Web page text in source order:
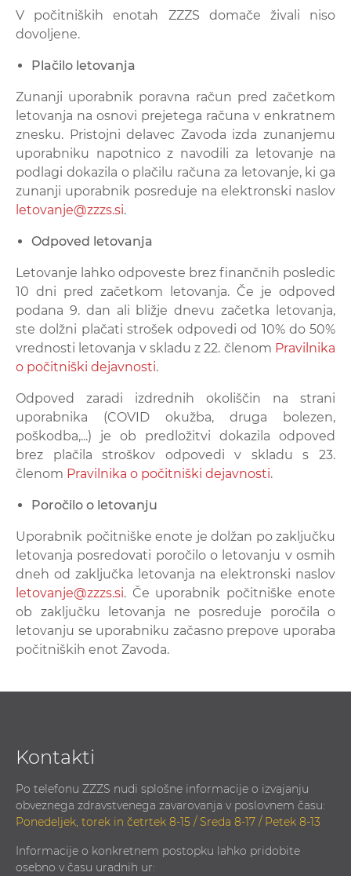
V počitniških enotah ZZZS domače živali niso
dovoljene.
Plačilo letovanja
Zunanji uporabnik poravna račun pred začetkom
letovanja na osnovi prejetega računa v enkratnem
znesku. Pristojni delavec Zavoda izda zunanjemu
uporabniku napotnico z navodili za letovanje na
podlagi dokazila o plačilu računa za letovanje, ki ga
zunanji uporabnik posreduje na elektronski naslov
letovanje@zzzs.si.
Odpoved letovanja
Letovanje lahko odpoveste brez finančnih posledic
10 dni pred začetkom letovanja. Če je odpoved
podana 9. dan ali bližje dnevu začetka letovanja,
ste dolžni plačati strošek odpovedi od 10% do 50%
vrednosti letovanja v skladu z 22. členom Pravilnika
o počitniški dejavnosti.
Odpoved zaradi izdrednih okoliščin na strani
uporabnika (COVID okužba, druga bolezen,
poškodba,...) je ob predložitvi dokazila odpoved
brez plačila stroškov odpovedi v skladu s 23.
členom Pravilnika o počitniški dejavnosti.
Poročilo o letovanju
Uporabnik počitniške enote je dolžan po zaključku
letovanja posredovati poročilo o letovanju v osmih
dneh od zaključka letovanja na elektronski naslov
letovanje@zzzs.si. Če uporabnik počitniške enote
ob zaključku letovanja ne posreduje poročila o
letovanju se uporabniku začasno prepove uporaba
počitniških enot Zavoda.
Kontakti
Po telefonu ZZZS nudi splošne informacije o izvajanju
obveznega zdravstvenega zavarovanja v poslovnem času:
Ponedeljek, torek in četrtek 8-15 / Sreda 8-17 / Petek 8-13
Informacije o konkretnem postopku lahko pridobite
osebno v času uradnih ur: